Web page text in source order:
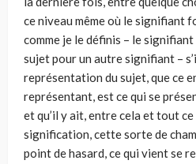
ce niveau même où le signifiant
comme je le définis – le
sujet pour un autre signifiant –
représentation du sujet, que ce
représentant, est ce qui se
et qu’il y ait, entre cela et tout
signification, cette sorte de
point de hasard, ce qui vient se